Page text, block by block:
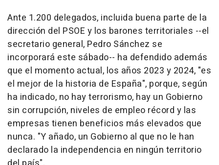
Ante 1.200 delegados, incluida buena parte de la
dirección del PSOE y los barones territoriales --el
secretario general, Pedro Sánchez se
incorporará este sábado-- ha defendido además
que el momento actual, los años 2023 y 2024, "es
el mejor de la historia de España", porque, según
ha indicado, no hay terrorismo, hay un Gobierno
sin corrupción, niveles de empleo récord y las
empresas tienen beneficios más elevados que
nunca. "Y añado, un Gobierno al que no le han
declarado la independencia en ningún territorio